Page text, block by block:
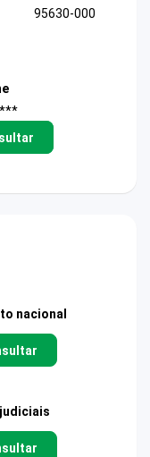
95630-000
nacional